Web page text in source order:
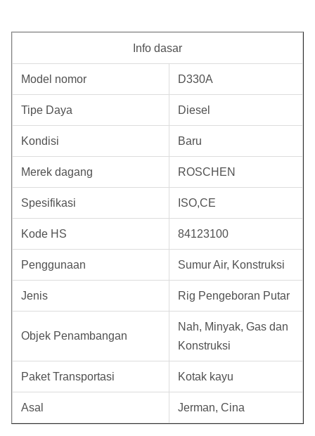
Info dasar
Model nomor D330A
Tipe Daya Diesel
Kondisi Baru
Merek dagang ROSCHEN
Spesifikasi ISO,CE
Kode HS 84123100
Penggunaan Sumur Air, Konstruksi
Jenis Rig Pengeboran Putar
Objek Penambangan
Nah, Minyak, Gas dan
Konstruksi
Paket Transportasi Kotak kayu
Asal Jerman, Cina